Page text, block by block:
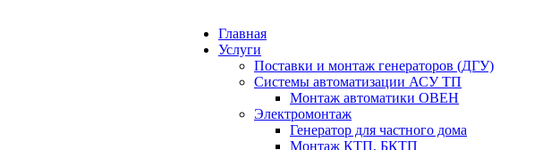
Главная
Услуги
Поставки и монтаж генераторов (ДГУ)
Системы автоматизации АСУ ТП
Монтаж автоматики ОВЕН
Электромонтаж
Генератор для частного дома
Монтаж КТП, БКТП